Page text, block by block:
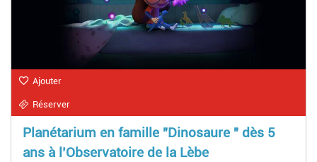
Ajouter
Réserver
Planétarium en famille "Dinosaure " dès 5
ans à l’Observatoire de la Lèbe